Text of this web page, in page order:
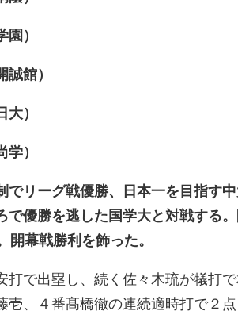
）
館）
）
）
でリーグ戦優勝、日本一を目指す
で優勝を逃した国学大と対戦する
幕戦勝利を飾った。
打で出塁し、続く佐々木琉が犠打
壱、４番髙橋徹の連続適時打で２